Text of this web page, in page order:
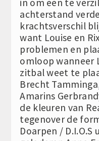
in om een te
achterstand
krachtsverschil
want Louise en
problemen en
omloop wanneer
zitbal weet te
Brecht
Amarins
de kleuren van
tegenover de
Doarpen /